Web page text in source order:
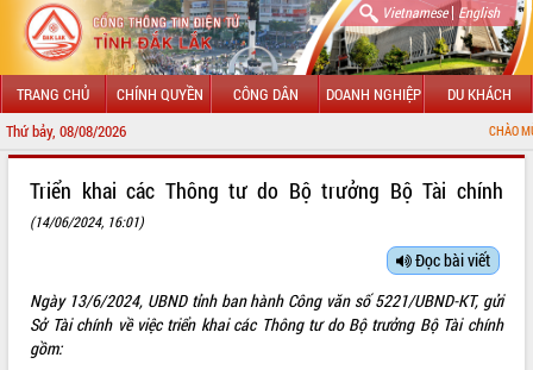
Vietnamese| English
TRANG CHỦ CHÍNH QUYỀN CÔNG DÂN DOANH NGHIỆP DU KHÁCH
Thứ bảy, 08/08/2026 CHÀO MỪNG ĐẾN VỚI
LÃNH ĐẠO UBND TỈNH
SỞ, BAN, NGÀNH
Triển khai các Thông tư do Bộ trưởng Bộ Tài chính
(14/06/2024, 16:01)
Đọc bài viết
Ngày 13/6/2024, UBND tỉnh ban hành Công văn số 5221/UBND-KT, gửi
Sở Tài chính về việc triển khai các Thông tư do Bộ trưởng Bộ Tài chính
gồm: